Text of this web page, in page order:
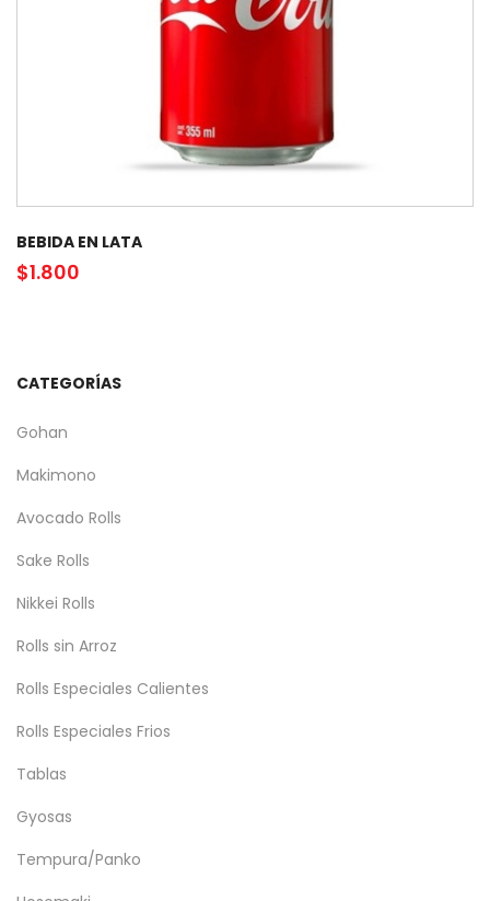
BEBIDA EN LATA
$1.800
CATEGORÍAS
Gohan
Makimono
Avocado Rolls
Sake Rolls
Nikkei Rolls
Rolls sin Arroz
Rolls Especiales Calientes
Rolls Especiales Frios
Tablas
Gyosas
Tempura/Panko